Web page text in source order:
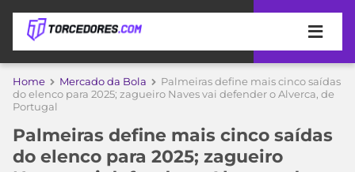
APOSTAS
DE
APOSTA
ÚLTIMAS
COPA
Home Mercado da Bola
Palmeiras define mais cinco saídas
do elenco para 2025; zagueiro Naves vai defender o Alverca, de
Portugal
Palmeiras define mais cinco saídas
do elenco para 2025; zagueiro